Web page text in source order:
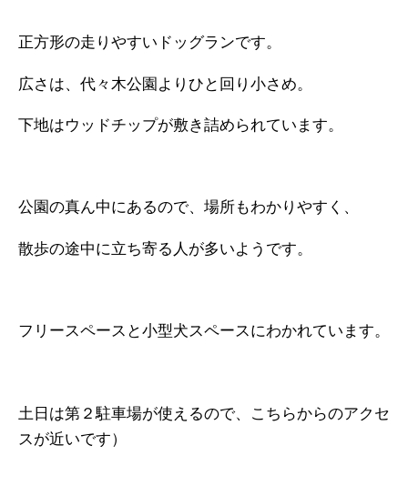
正方形の走りやすいドッグランです。
広さは、代々木公園よりひと回り小さめ。
下地はウッドチップが敷き詰められています。
公園の真ん中にあるので、場所もわかりやすく、
散歩の途中に立ち寄る人が多いようです。
フリースペースと小型犬スペースにわかれています。
土日は第２駐車場が使えるので、こちらからのアクセ
スが近いです）